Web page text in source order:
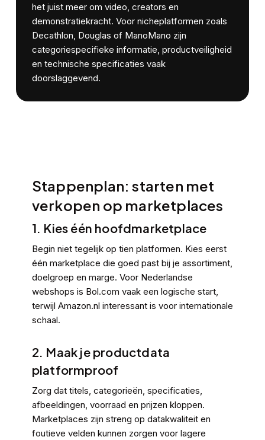
het juist meer om video, creators en
demonstratiekracht. Voor nicheplatformen zoals
Decathlon, Douglas of ManoMano zijn
categoriespecifieke informatie, productveiligheid
en technische specificaties vaak
doorslaggevend.
Stappenplan: starten met
verkopen op marketplaces
1. Kies één hoofdmarketplace
Begin niet tegelijk op tien platformen. Kies eerst
één marketplace die goed past bij je assortiment,
doelgroep en marge. Voor Nederlandse
webshops is Bol.com vaak een logische start,
terwijl Amazon.nl interessant is voor internationale
schaal.
2. Maak je productdata
platformproof
Zorg dat titels, categorieën, specificaties,
afbeeldingen, voorraad en prijzen kloppen.
Marketplaces zijn streng op datakwaliteit en
foutieve velden kunnen zorgen voor lagere